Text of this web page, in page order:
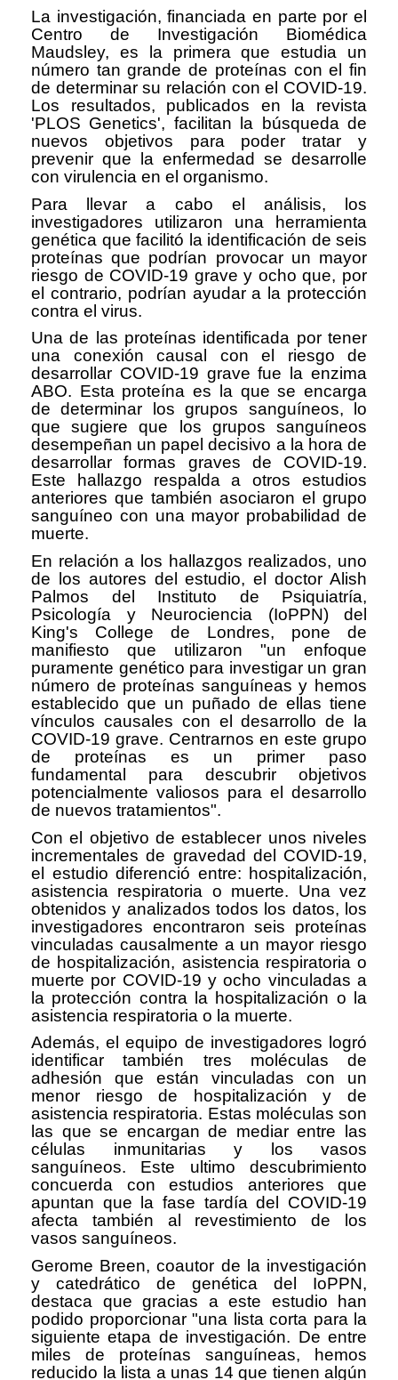
La investigación, financiada en parte por el
Centro de Investigación Biomédica
Maudsley, es la primera que estudia un
número tan grande de proteínas con el fin
de determinar su relación con el COVID-19.
Los resultados, publicados en la revista
'PLOS Genetics', facilitan la búsqueda de
nuevos objetivos para poder tratar y
prevenir que la enfermedad se desarrolle
con virulencia en el organismo.
Para llevar a cabo el análisis, los
investigadores utilizaron una herramienta
genética que facilitó la identificación de seis
proteínas que podrían provocar un mayor
riesgo de COVID-19 grave y ocho que, por
el contrario, podrían ayudar a la protección
contra el virus.
Una de las proteínas identificada por tener
una conexión causal con el riesgo de
desarrollar COVID-19 grave fue la enzima
ABO. Esta proteína es la que se encarga
de determinar los grupos sanguíneos, lo
que sugiere que los grupos sanguíneos
desempeñan un papel decisivo a la hora de
desarrollar formas graves de COVID-19.
Este hallazgo respalda a otros estudios
anteriores que también asociaron el grupo
sanguíneo con una mayor probabilidad de
muerte.
En relación a los hallazgos realizados, uno
de los autores del estudio, el doctor Alish
Palmos del Instituto de Psiquiatría,
Psicología y Neurociencia (IoPPN) del
King's College de Londres, pone de
manifiesto que utilizaron "un enfoque
puramente genético para investigar un gran
número de proteínas sanguíneas y hemos
establecido que un puñado de ellas tiene
vínculos causales con el desarrollo de la
COVID-19 grave. Centrarnos en este grupo
de proteínas es un primer paso
fundamental para descubrir objetivos
potencialmente valiosos para el desarrollo
de nuevos tratamientos".
Con el objetivo de establecer unos niveles
incrementales de gravedad del COVID-19,
el estudio diferenció entre: hospitalización,
asistencia respiratoria o muerte. Una vez
obtenidos y analizados todos los datos, los
investigadores encontraron seis proteínas
vinculadas causalmente a un mayor riesgo
de hospitalización, asistencia respiratoria o
muerte por COVID-19 y ocho vinculadas a
la protección contra la hospitalización o la
asistencia respiratoria o la muerte.
Además, el equipo de investigadores logró
identificar también tres moléculas de
adhesión que están vinculadas con un
menor riesgo de hospitalización y de
asistencia respiratoria. Estas moléculas son
las que se encargan de mediar entre las
células inmunitarias y los vasos
sanguíneos. Este ultimo descubrimiento
concuerda con estudios anteriores que
apuntan que la fase tardía del COVID-19
afecta también al revestimiento de los
vasos sanguíneos.
Gerome Breen, coautor de la investigación
y catedrático de genética del IoPPN,
destaca que gracias a este estudio han
podido proporcionar "una lista corta para la
siguiente etapa de investigación. De entre
miles de proteínas sanguíneas, hemos
reducido la lista a unas 14 que tienen algún